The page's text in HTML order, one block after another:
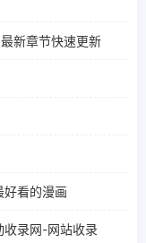
新章节快速更新
看的漫画
录网-网站收录